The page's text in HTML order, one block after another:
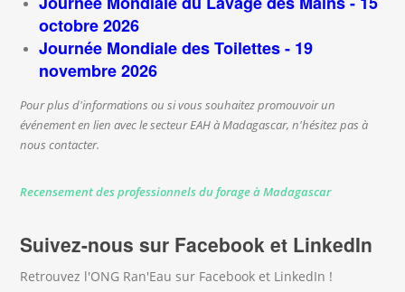
octobre 2026
Journée Mondiale des Toilettes - 19
novembre 2026
Pour plus d'informations ou si vous souhaitez promouvoir un
événement en lien avec le secteur EAH à Madagascar, n'hésitez pas à
nous contacter.
Recensement des professionnels du forage à Madagascar
Suivez-nous sur Facebook et LinkedIn
Retrouvez l'ONG Ran'Eau sur Facebook et LinkedIn !